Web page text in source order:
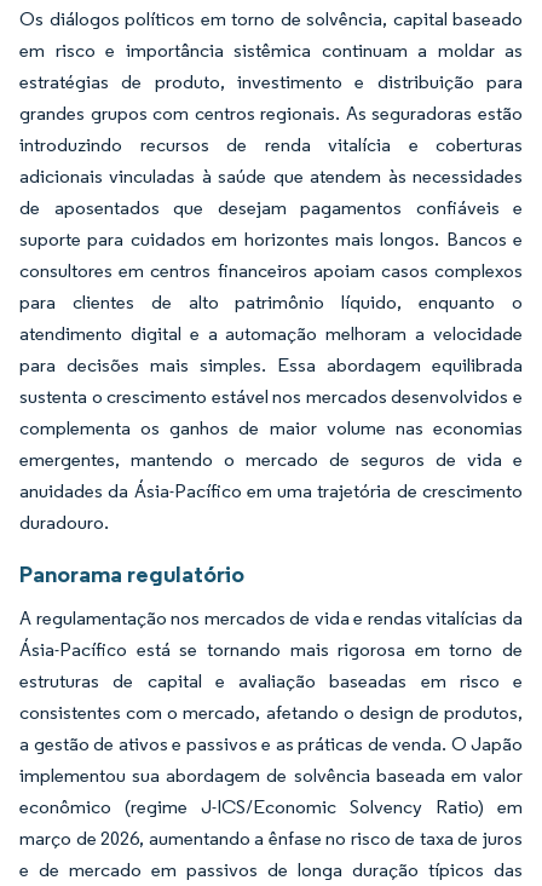
Os diálogos políticos em torno de solvência, capital baseado
em risco e importância sistêmica continuam a moldar as
estratégias de produto, investimento e distribuição para
grandes grupos com centros regionais. As seguradoras estão
introduzindo recursos de renda vitalícia e coberturas
adicionais vinculadas à saúde que atendem às necessidades
de aposentados que desejam pagamentos confiáveis e
suporte para cuidados em horizontes mais longos. Bancos e
consultores em centros financeiros apoiam casos complexos
para clientes de alto patrimônio líquido, enquanto o
atendimento digital e a automação melhoram a velocidade
para decisões mais simples. Essa abordagem equilibrada
sustenta o crescimento estável nos mercados desenvolvidos e
complementa os ganhos de maior volume nas economias
emergentes, mantendo o mercado de seguros de vida e
anuidades da Ásia-Pacífico em uma trajetória de crescimento
duradouro.
Panorama regulatório
A regulamentação nos mercados de vida e rendas vitalícias da
Ásia-Pacífico está se tornando mais rigorosa em torno de
estruturas de capital e avaliação baseadas em risco e
consistentes com o mercado, afetando o design de produtos,
a gestão de ativos e passivos e as práticas de venda. O Japão
implementou sua abordagem de solvência baseada em valor
econômico (regime J-ICS/Economic Solvency Ratio) em
março de 2026, aumentando a ênfase no risco de taxa de juros
e de mercado em passivos de longa duração típicos das